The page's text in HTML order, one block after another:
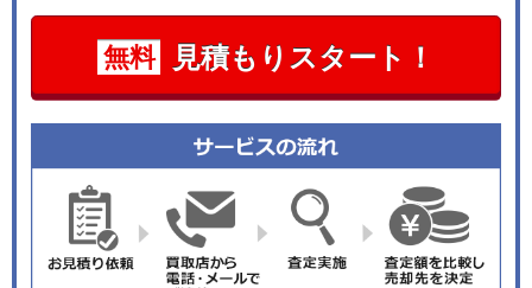
無料 見積もりスタート！